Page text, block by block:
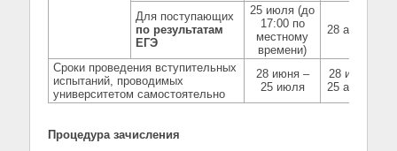
Для поступающих
по результатам
ЕГЭ
25 июля (до
17:00 по
местному
времени)
28 августа
Сроки проведения вступительных
испытаний, проводимых
университетом самостоятельно
28 июня –
25 июля
28 июня –
25 августа
Процедура зачисления